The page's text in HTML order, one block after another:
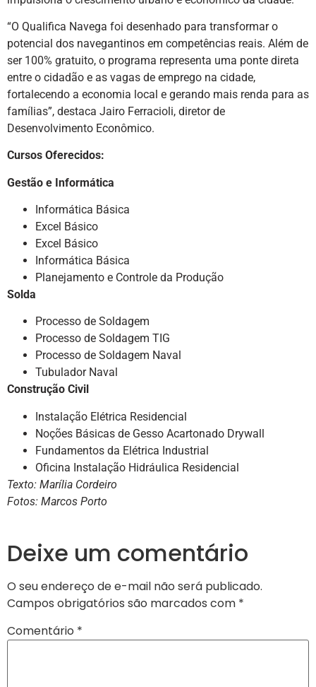
“O Qualifica Navega foi desenhado para transformar o
potencial dos navegantinos em competências reais. Além de
ser 100% gratuito, o programa representa uma ponte direta
entre o cidadão e as vagas de emprego na cidade,
fortalecendo a economia local e gerando mais renda para as
famílias”, destaca Jairo Ferracioli, diretor de
Desenvolvimento Econômico.
Cursos Oferecidos:
Gestão e Informática
Informática Básica
Excel Básico
Excel Básico
Informática Básica
Planejamento e Controle da Produção
Solda
Processo de Soldagem
Processo de Soldagem TIG
Processo de Soldagem Naval
Tubulador Naval
Construção Civil
Instalação Elétrica Residencial
Noções Básicas de Gesso Acartonado Drywall
Fundamentos da Elétrica Industrial
Oficina Instalação Hidráulica Residencial
Texto: Marília Cordeiro
Fotos: Marcos Porto
Deixe um comentário
O seu endereço de e-mail não será publicado.
Campos obrigatórios são marcados com *
Comentário *